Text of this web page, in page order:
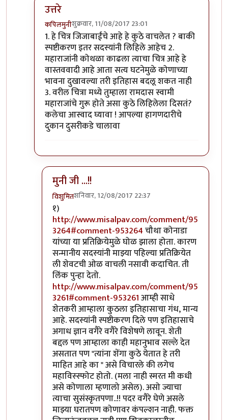
उत्तरे
कपिलमुनीशुक्रवार, 11/08/2017 23:01
In reply toक्षमा करा सगळी चित्रेbyविशुमित
1. हे चित्र जिजाबाईंचे आहे हे कुठे वाचलेत ? बाकी
स्पष्टीकरण इतर सदस्यांनी लिहिले आहेच 2.
महाराजांनी कोथळा काढला त्याचा चित्र आहे हे
वास्तववादी आहे आता सत्य घटनेमुळे कोणाच्या
भावना दुखावल्या तरी इतिहास बदलू शकत नाही
3. वरील चित्रा मध्ये तुम्हाला रामदास स्वामी
महाराजांचे गुरू होते असा कुठे लिहिलेला दिसतं?
कलेचा आस्वाद घ्यावा ! आपल्या हागणदारीचे
दुकान दुसरीकडे चालावा
मुनी जी ...!!
विशुमितशनिवार, 12/08/2017 22:37
In reply to
१)
http://www.misalpav.com/comment/95
3264#comment-953264चौथा कोनाडा
यांच्या या प्रतिक्रियेमुळे घोळ झाला होता. कारण
सन्मानीय सदस्यांनी माझ्या पहिल्या प्रतिक्रियेत
ली शेवटची ओळ वाचली नसावी कदाचित. ती
लिंक पुन्हा देतो.
http://www.misalpav.com/comment/95
3261#comment-953261आम्ही साधे
शेतकरी आम्हाला कुठला इतिहासाचा गंध, मान्य
आहे. सदस्यांनी स्पष्टीकरण दिले पण इतिहासाचे
अगाध ज्ञान वगैरे वगैरे विशेषणे लावून. शेती
बद्दल पण आम्हाला काही महानुभाव सल्ले देत
असतात पण "त्यांना शेंगा कुठे येतात हे तरी
माहित आहे का " असे विचारले की लगेच
महाविस्स्फोट होतो. (मला नाही स्मरत मी कधी
असे कोणाला म्हणालो असेल). असो ज्याचा
त्याचा सुसंस्कृतपणा..!! पदर वगैरे घेणे असले
माझ्या घरातपण कोणावर कंपल्शन नाही. फक्त